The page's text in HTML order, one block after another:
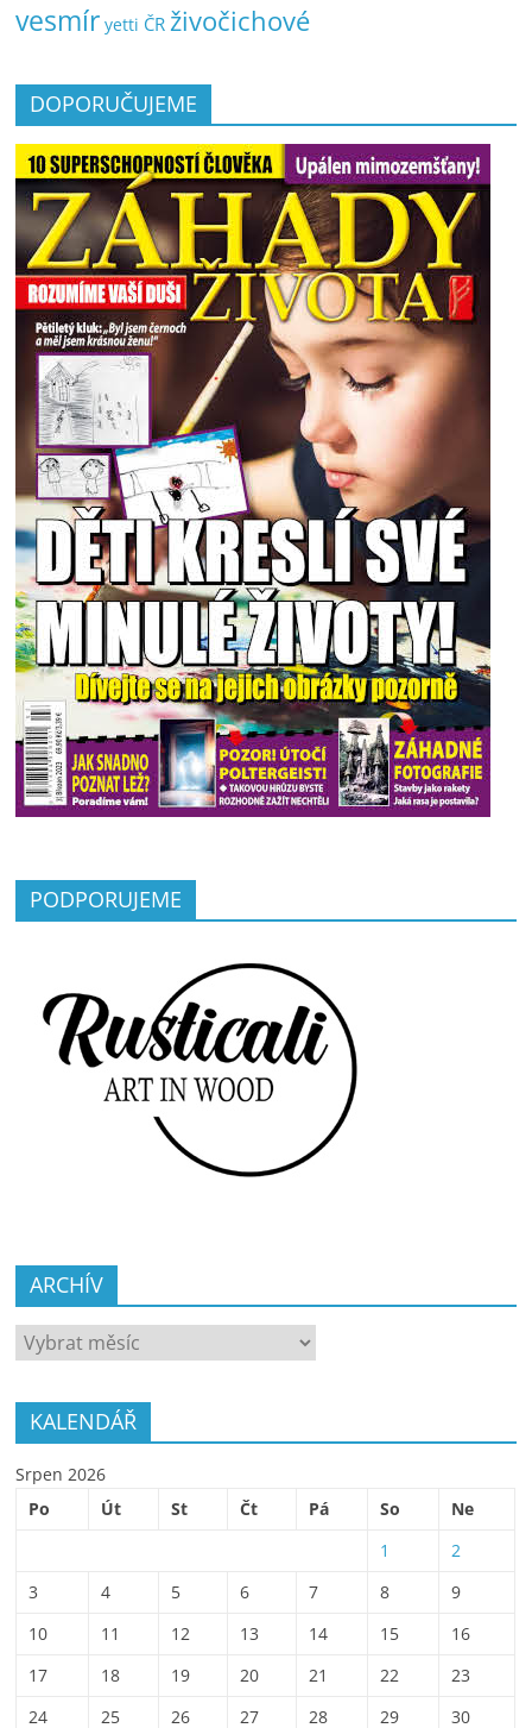
vesmír yetti ČR živočichové
DOPORUČUJEME
PODPORUJEME
ARCHÍV
ARCHÍV
KALENDÁŘ
Srpen 2026
Po
Út St Čt Pá So
Ne
1
2
3
4 5 6 7 8
9
10
11 12 13 14 15
16
17
18 19 20 21 22
23
24
25 26 27 28 29 30